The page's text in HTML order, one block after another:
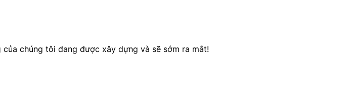
chúng tôi đang được xây dựng và sẽ sớm ra mắt!